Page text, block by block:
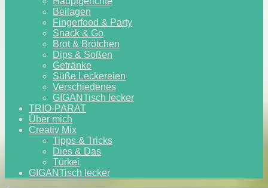
Beilagen
Fingerfood & Party
Snack & Go
Brot & Brötchen
Dips & Soßen
Getränke
Süße Leckereien
Verschiedenes
GIGANTisch lecker
TRIO-PARAT
Über mich
Creativ Mix
Tipps & Tricks
Dies & Das
Türkei
GIGANTisch lecker